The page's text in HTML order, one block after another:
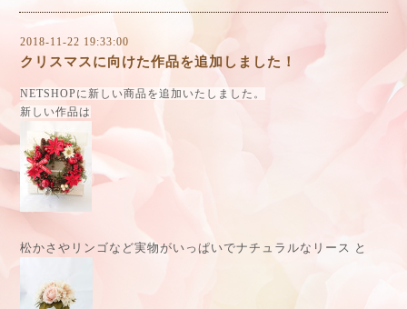
2018-11-22 19:33:00
クリスマスに向けた作品を追加しました！
NETSHOPに新しい商品を追加いたしました。
新しい作品は
松かさやリンゴなど実物がいっぱいでナチュラルなリース と